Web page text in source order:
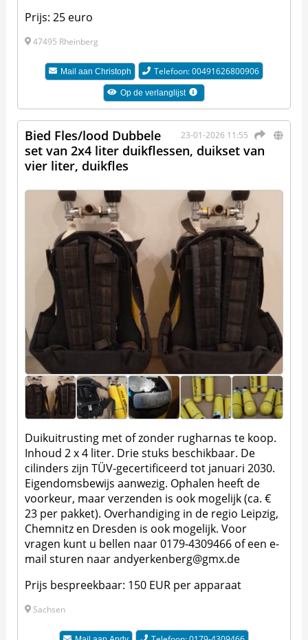
Prijs: 25 euro
47495 Rheinberg
Mail aan Christoph Telefoon: 00491626800906
Op de verlanglijst
23-01-2026 11:55
Bied Fles/lood Dubbele
set van 2x4 liter duikflessen, duikset van
vier liter, duikfles
Duikuitrusting met of zonder rugharnas te koop.
Inhoud 2 x 4 liter. Drie stuks beschikbaar. De
cilinders zijn TÜV-gecertificeerd tot januari 2030.
Eigendomsbewijs aanwezig. Ophalen heeft de
voorkeur, maar verzenden is ook mogelijk (ca. €
23 per pakket). Overhandiging in de regio Leipzig,
Chemnitz en Dresden is ook mogelijk. Voor
vragen kunt u bellen naar 0179-4309466 of een e-
mail sturen naarandyerkenberg@gmx.de
Prijs bespreekbaar: 150 EUR per apparaat
Sachsen